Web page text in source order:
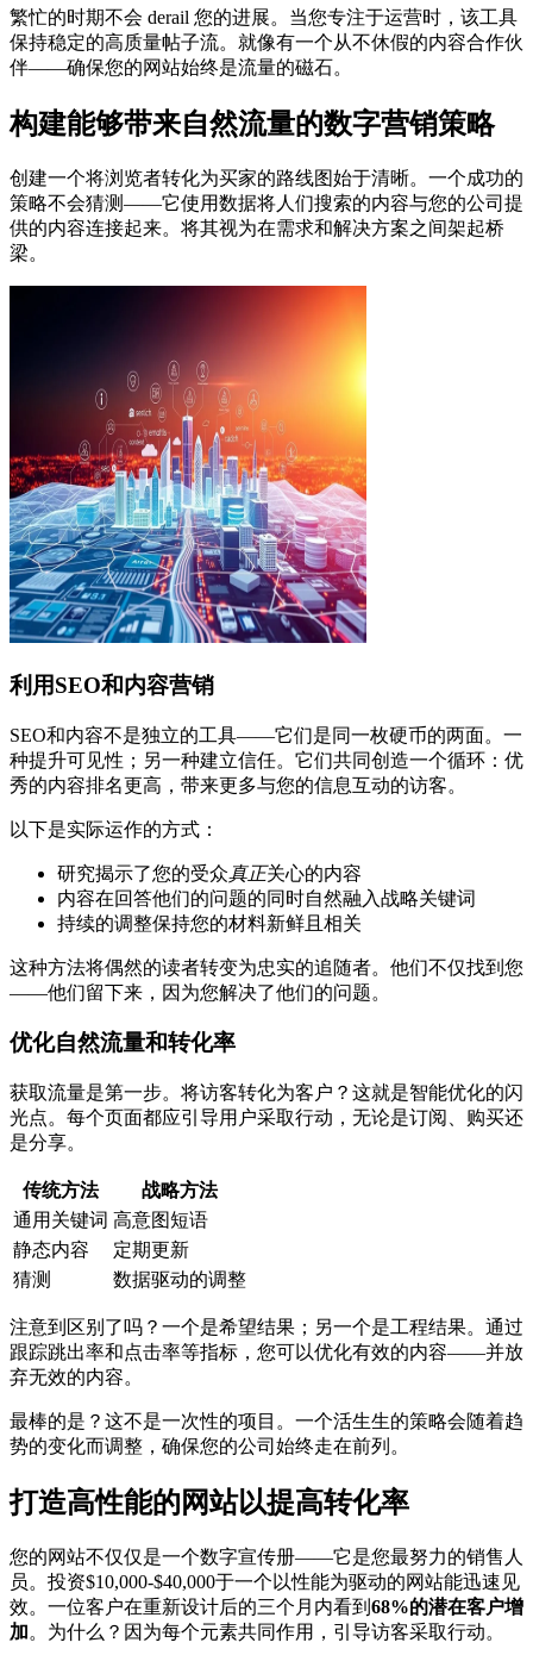
繁忙的时期不会 derail 您的进展。当您专注于运营时，该工具
保持稳定的高质量帖子流。就像有一个从不休假的内容合作伙
伴——确保您的网站始终是流量的磁石。
构建能够带来自然流量的数字营销策略
创建一个将浏览者转化为买家的路线图始于清晰。一个成功的
策略不会猜测——它使用数据将人们搜索的内容与您的公司提
供的内容连接起来。将其视为在需求和解决方案之间架起桥
梁。
利用SEO和内容营销
SEO和内容不是独立的工具——它们是同一枚硬币的两面。一
种提升可见性；另一种建立信任。它们共同创造一个循环：优
秀的内容排名更高，带来更多与您的信息互动的访客。
以下是实际运作的方式：
研究揭示了您的受众真正关心的内容
内容在回答他们的问题的同时自然融入战略关键词
持续的调整保持您的材料新鲜且相关
这种方法将偶然的读者转变为忠实的追随者。他们不仅找到您
——他们留下来，因为您解决了他们的问题。
优化自然流量和转化率
获取流量是第一步。将访客转化为客户？这就是智能优化的闪
光点。每个页面都应引导用户采取行动，无论是订阅、购买还
是分享。
传统方法
战略方法
通用关键词 高意图短语
静态内容
定期更新
猜测
数据驱动的调整
注意到区别了吗？一个是希望结果；另一个是工程结果。通过
跟踪跳出率和点击率等指标，您可以优化有效的内容——并放
弃无效的内容。
最棒的是？这不是一次性的项目。一个活生生的策略会随着趋
势的变化而调整，确保您的公司始终走在前列。
打造高性能的网站以提高转化率
您的网站不仅仅是一个数字宣传册——它是您最努力的销售人
员。投资$10,000-$40,000于一个以性能为驱动的网站能迅速见
效。一位客户在重新设计后的三个月内看到 68%的潜在客户增
加。为什么？因为每个元素共同作用，引导访客采取行动。